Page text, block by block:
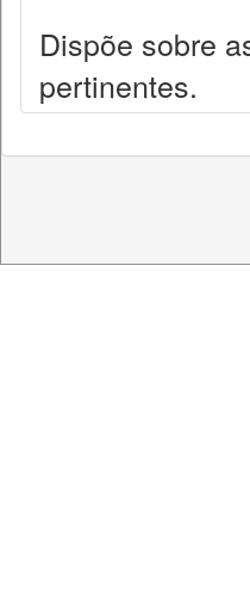
Dispõe sobre
pertinentes.